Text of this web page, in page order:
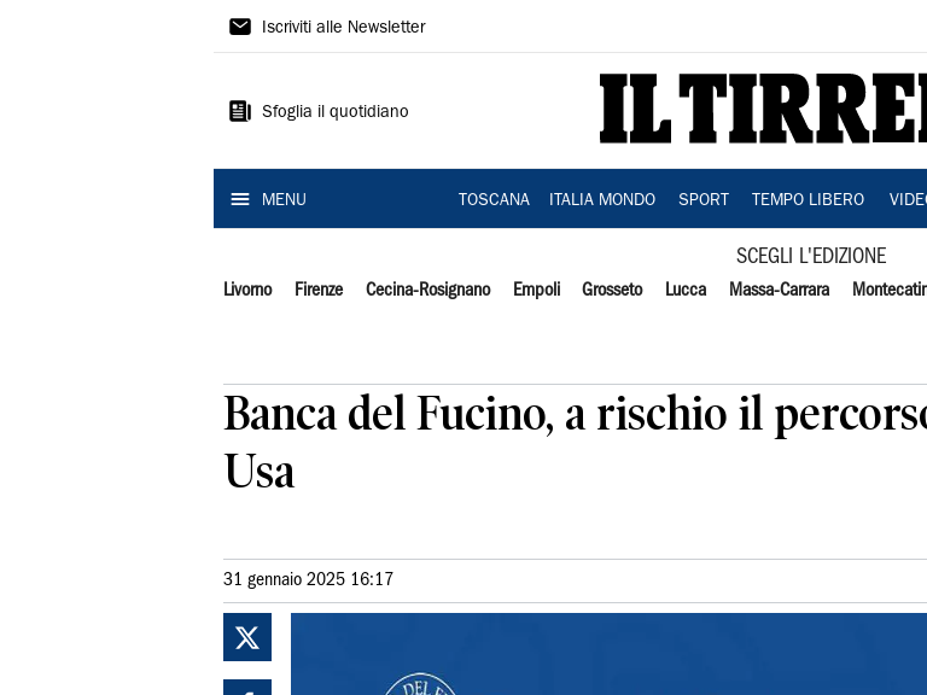
Il
Iscriviti alle Newsletter
Sfoglia il quotidiano
MENU TOSCANA ITALIA MONDO SPORT TEMPO LIBERO
SCEGLI L'EDIZIONE
Livorno Firenze Cecina-Rosignano Empoli Grosseto Lucca Massa-Carrara
Banca del Fucino, a rischio il
Usa
31 gennaio 2025 16:17